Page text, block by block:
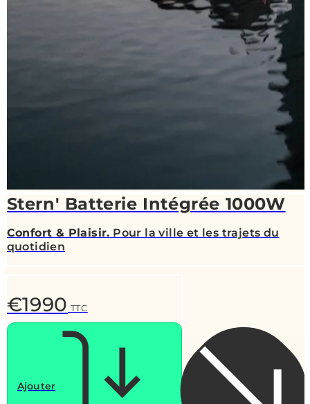
Stern' Batterie Intégrée 1000W
Confort & Plaisir. Pour la ville et les trajets du
quotidien
€1990 TTC
Ajouter